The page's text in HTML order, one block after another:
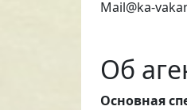
Mail@ka-
Об
Основная